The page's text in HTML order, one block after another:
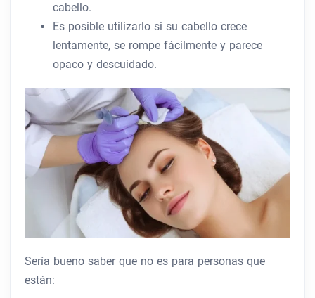
cabello.
Es posible utilizarlo si su cabello crece
lentamente, se rompe fácilmente y parece
opaco y descuidado.
Sería bueno saber que no es para personas que
están: